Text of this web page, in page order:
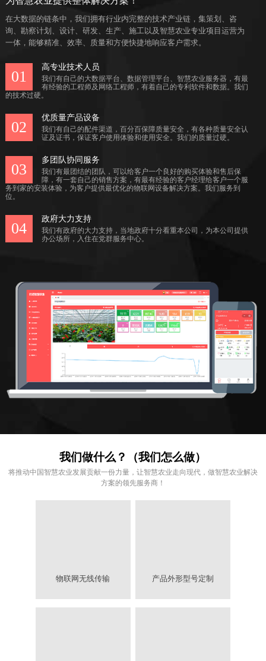
在大数据的链条中，我们拥有行业内完整的技术产业链，集策划、咨
询、勘察计划、设计、研发、生产、施工以及智慧农业专业项目运营为
一体，能够精准、效率、质量和方便快捷地响应客户需求。
01
高专业技术人员
我们有自己的大数据平台、数据管理平台、智慧农业服务器，有最
有经验的工程师及网络工程师，有着自己的专利软件和数据。我们
的技术过硬。
02
优质量产品设备
我们有自己的配件渠道，百分百保障质量安全，有各种质量安全认
证及证书，保证客户使用体验和使用安全。我们的质量过硬。
03
多团队协同服务
我们有最团结的团队，可以给客户一个良好的购买体验和售后保
障，有一套自己的销售方案，有最有经验的客户经理给客户一个服
务到家的安装体验，为客户提供最优化的物联网设备解决方案。我们服务到
位。
04
政府大力支持
我们有政府的大力支持，当地政府十分看重本公司，为本公司提供
办公场所，入住在党群服务中心。
我们做什么？（我们怎么做）
将推动中国智慧农业发展贡献一份力量，让智慧农业走向现代，做智慧农业解决
方案的领先服务商！
物联网无线传输 产品外形型号定制